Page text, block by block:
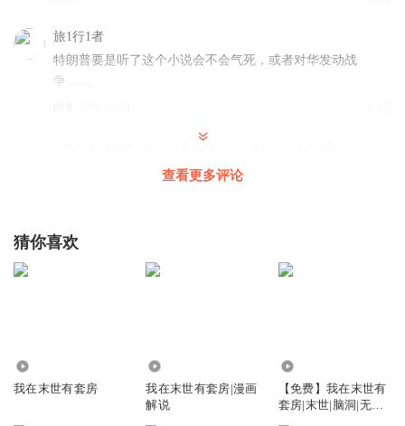
旅1行1者
特朗普要是听了这个小说会不会气死，或者对华发动战
争……
回复
LV_YN
查看更多评论
猜你喜欢
我在末世有套房
我在末世有套房|漫画
解说
【免费】我在末世有
套房|末世|脑洞|无女